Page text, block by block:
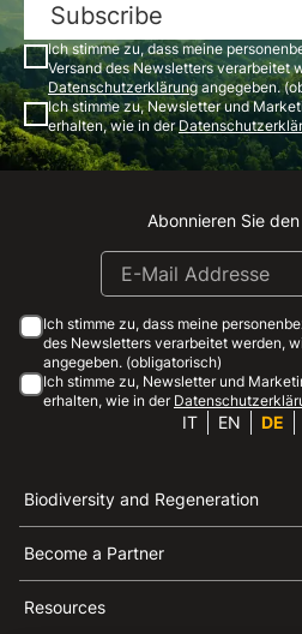
Subscribe
Ich stimme zu, dass meine
Versand des Newsletters verarbeitet
Datenschutzerklärungangegeben.
Ich stimme zu, Newsletter und
erhalten, wie in der
Abonnieren Sie
Ich stimme zu, dass meine
des Newsletters verarbeitet werden,
angegeben. (obligatorisch)
Ich stimme zu, Newsletter und
erhalten, wie in der
IT EN DE
Biodiversity and Regeneration
Become a Partner
Resources